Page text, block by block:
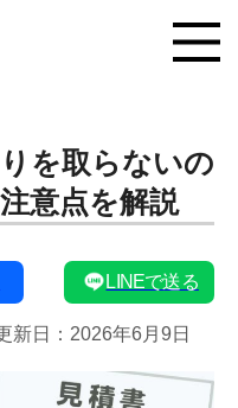
を取らないの
意点を解説
LINEで送る
新日： 2026年6月9日